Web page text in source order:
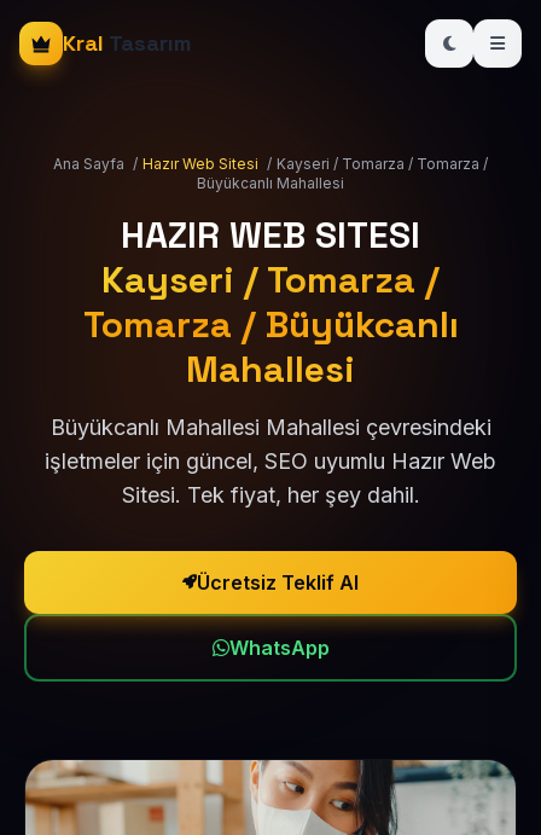
Kral Tasarım
Ana Sayfa / Hazır Web Sitesi / Kayseri / Tomarza / Tomarza /
Büyükcanlı Mahallesi
HAZIR WEB SITESI
Kayseri / Tomarza /
Tomarza / Büyükcanlı
Mahallesi
Büyükcanlı Mahallesi Mahallesi çevresindeki
işletmeler için güncel, SEO uyumlu Hazır Web
Sitesi. Tek fiyat, her şey dahil.
Ücretsiz Teklif Al
WhatsApp